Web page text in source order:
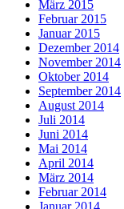
März 2015
Februar 2015
Januar 2015
Dezember 2014
November 2014
Oktober 2014
September 2014
August 2014
Juli 2014
Juni 2014
Mai 2014
April 2014
März 2014
Februar 2014